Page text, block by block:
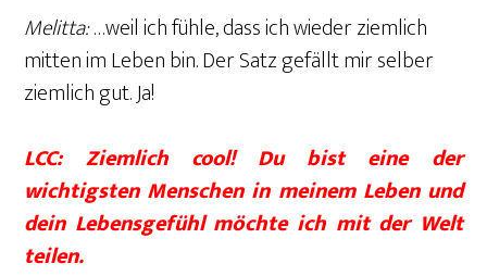
Melitta:…weil ich fühle, dass ich wieder ziemlich
mitten im Leben bin. Der Satz gefällt mir selber
ziemlich gut. Ja!
LCC: Ziemlich cool! Du bist eine der
wichtigsten Menschen in meinem Leben und
dein Lebensgefühl möchte ich mit der Welt
teilen.